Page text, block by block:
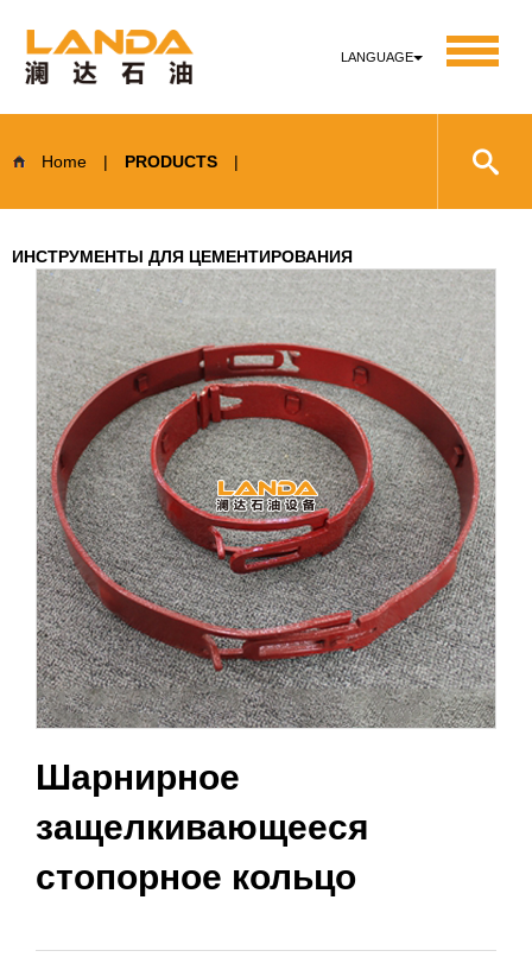
LANGUAGE
Home | PRODUCTS |
ИНСТРУМЕНТЫ ДЛЯ ЦЕМЕНТИРОВАНИЯ
Шарнирное
защелкивающееся
стопорное кольцо